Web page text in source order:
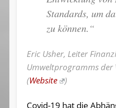
Standards, um
zu können.“
Eric Usher, Leiter
Umweltprogramms der
(Website )
Covid-19 hat die